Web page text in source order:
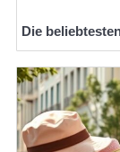
Die